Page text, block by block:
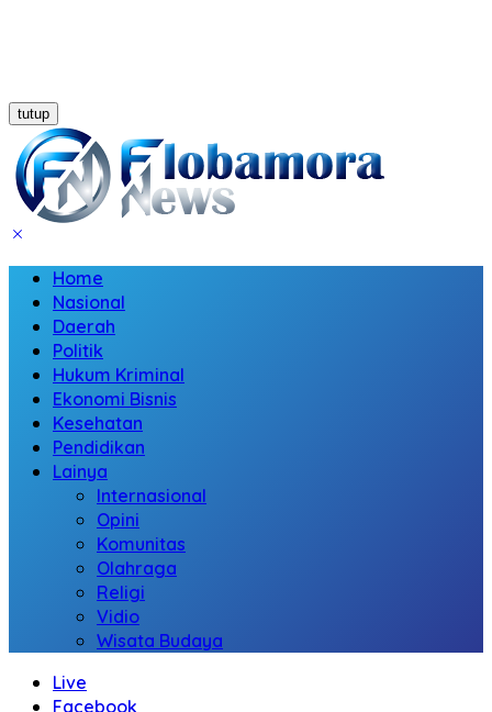
tutup
Home
Nasional
Daerah
Politik
Hukum Kriminal
Ekonomi Bisnis
Kesehatan
Pendidikan
Lainya
Internasional
Opini
Komunitas
Olahraga
Religi
Vidio
Wisata Budaya
Live
Facebook